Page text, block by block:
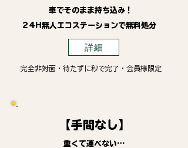
車でそのまま持ち込み！
24H無人エコステーションで無料処分
詳細
完全非対面・待たずに秒で完了・会員様限定
【手間なし】
重くて運べない…